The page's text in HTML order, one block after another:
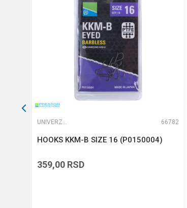
UNIVERZALNE UDICE 66782
HOOKS KKM-B SIZE 16 (P0150004)
359,00 RSD